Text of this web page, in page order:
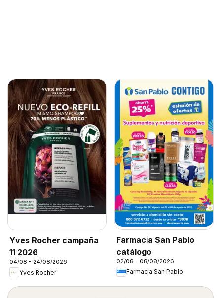
Yves Rocher campaña
11 2026
04/08 - 24/08/2026
Yves Rocher
Farmacia San Pablo
catálogo
02/08 - 08/08/2026
Farmacia San Pablo